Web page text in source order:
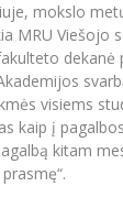
mokslo
MRU Viešojo
dekanė
visiems
kaip į
kitam